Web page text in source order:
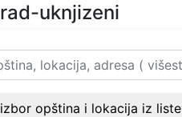
uknjizeni
izbor opština i lokacija iz liste